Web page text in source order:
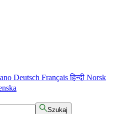
Deutsch Françaisहिन्दी Norsk
Szukaj